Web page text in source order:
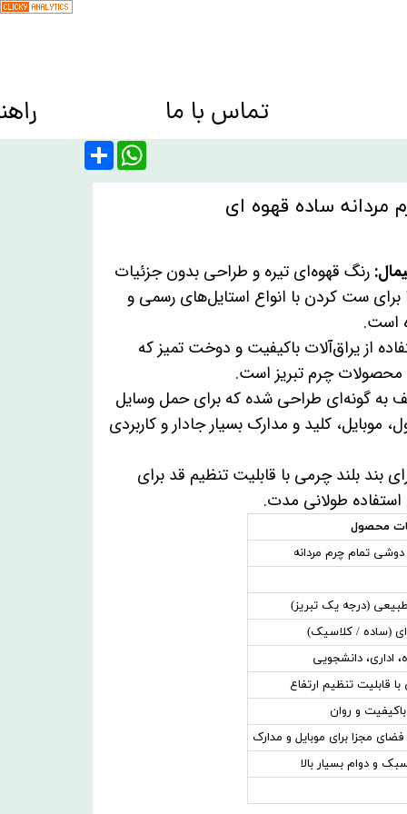
تماس با ما
ساده قهوه ای
رنگ قهوه‌ای تیره و طراحی بدون جزئیات
ست کردن با انواع استایل‌های رسمی و
است.
از یراق‌آلات باکیفیت و دوخت تمیز که
چرم تبریز است.
به گونه‌ای طراحی شده که برای حمل وسایل
موبایل، کلید و مدارک بسیار جادار و کاربردی
بند بلند چرمی با قابلیت تنظیم قد برای
طولانی مدت.
محصول
تمام چرم مردانه
(درجه یک تبریز)
(ساده / کلاسیک)
اداری، دانشجویی
قابلیت تنظیم ارتفاع
و روان
فضای مجزا برای موبایل و مدارک
و دوام بسیار بالا
Share WhatsApp